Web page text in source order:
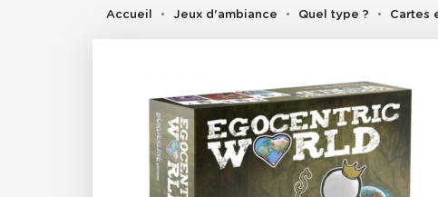
Accueil Jeux d'ambiance Quel type ? Cartes